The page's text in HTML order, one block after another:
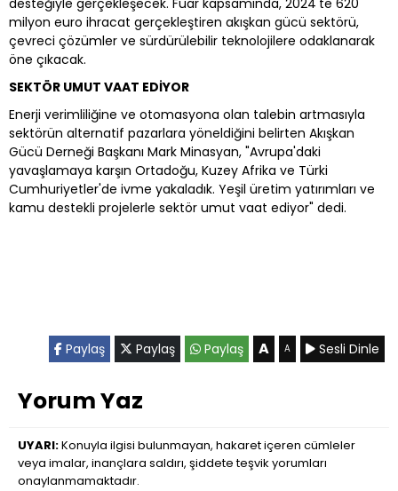
desteğiyle gerçekleşecek. Fuar kapsamında, 2024'te 620
milyon euro ihracat gerçekleştiren akışkan gücü sektörü,
çevreci çözümler ve sürdürülebilir teknolojilere odaklanarak
öne çıkacak.
SEKTÖR UMUT VAAT EDİYOR
Enerji verimliliğine ve otomasyona olan talebin artmasıyla
sektörün alternatif pazarlara yöneldiğini belirten Akışkan
Gücü Derneği Başkanı Mark Minasyan, "Avrupa'daki
yavaşlamaya karşın Ortadoğu, Kuzey Afrika ve Türki
Cumhuriyetler'de ivme yakaladık. Yeşil üretim yatırımları ve
kamu destekli projelerle sektör umut vaat ediyor" dedi.
Paylaş Paylaş Paylaş A A Sesli Dinle
Yorum Yaz
UYARI:Konuyla ilgisi bulunmayan, hakaret içeren cümleler
veya imalar, inançlara saldırı, şiddete teşvik yorumları
onaylanmamaktadır.